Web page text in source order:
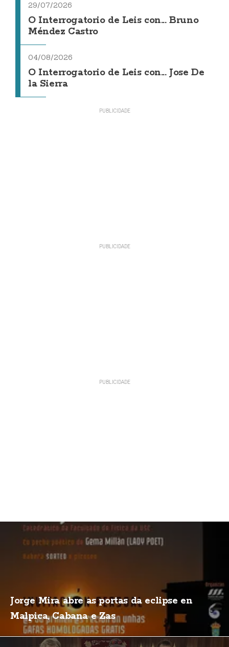
29/07/2026
O Interrogatorio de Leis con... Bruno
Méndez Castro
04/08/2026
O Interrogatorio de Leis con... Jose De
la Sierra
Jorge Mira abre as portas da eclipse en
Malpica, Cabana e Zas